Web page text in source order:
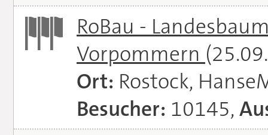
RoBau -
Vorpommern
Ort: Rostock,
Besucher: 10145,